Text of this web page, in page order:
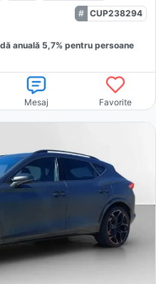
CUP238294
anuală 5,7% pentru persoane
Mesaj Favorite